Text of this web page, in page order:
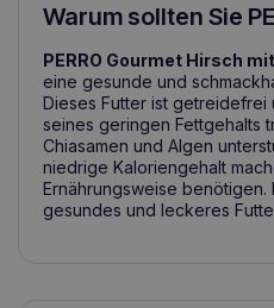
Warum sollten Sie
PERRO Gourmet Hirsch
eine gesunde und
Dieses Futter ist getreidefrei
seines geringen Fettgehalts
Chiasamen und Algen
niedrige Kaloriengehalt
Ernährungsweise
gesundes und leckeres